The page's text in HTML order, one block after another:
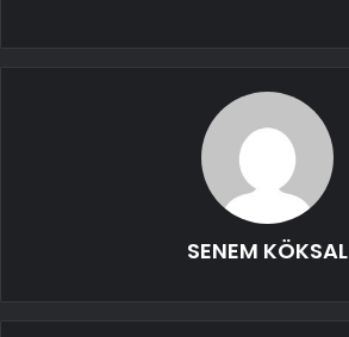
SENEM KÖKSAL